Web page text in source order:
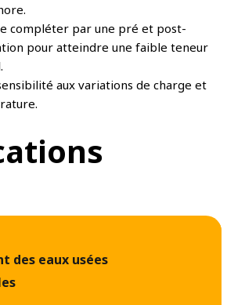
compléter par une pré et post-
pour atteindre une faible teneur
aux variations de charge et
des eaux usées